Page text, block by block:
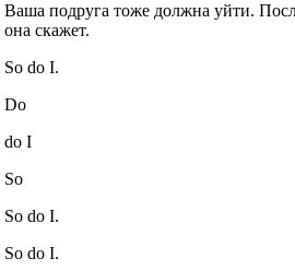
Ваша подруга тоже должна уйти.
она скажет.
So do I.
Do
do I
So
So do I.
So do I.